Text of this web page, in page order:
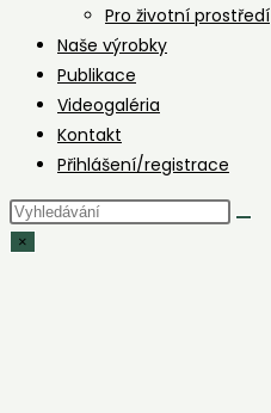
Pro životní prostředí
Naše výrobky
Publikace
Videogaléria
Kontakt
Přihlášení/registrace
Hledat
na
×